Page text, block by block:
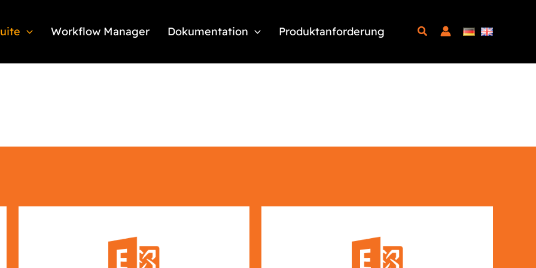
Workflow Manager Dokumentation Produktanforderung